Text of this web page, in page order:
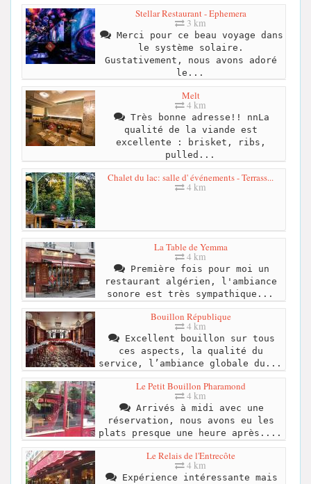
Stellar Restaurant - Ephemera
3 km
Merci pour ce beau voyage dans
le système solaire.
Gustativement, nous avons adoré
le...
Melt
4 km
Très bonne adresse!! nnLa
qualité de la viande est
excellente : brisket, ribs,
pulled...
Chalet du lac: salle d' événements - Terrass...
4 km
La Table de Yemma
4 km
Première fois pour moi un
restaurant algérien, l'ambiance
sonore est très sympathique...
Bouillon République
4 km
Excellent bouillon sur tous
ces aspects, la qualité du
service, l’ambiance globale du...
Le Petit Bouillon Pharamond
4 km
Arrivés à midi avec une
réservation, nous avons eu les
plats presque une heure après....
Le Relais de l'Entrecôte
4 km
Expérience intéressante mais